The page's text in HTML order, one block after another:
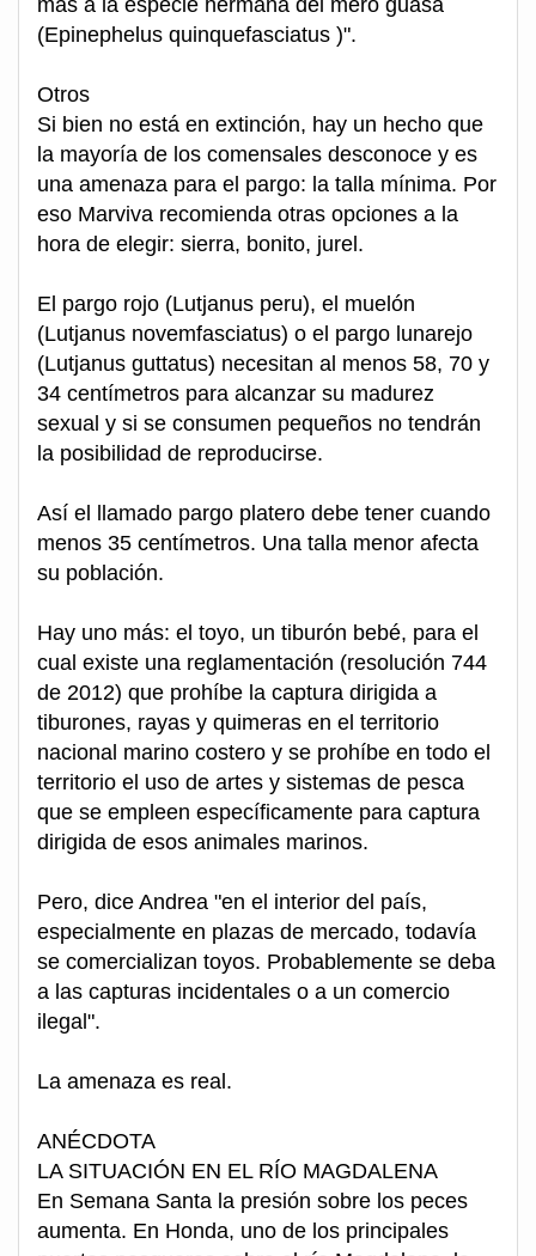
más a la especie hermana del mero guasa
(Epinephelus quinquefasciatus )".
Otros
Si bien no está en extinción, hay un hecho que
la mayoría de los comensales desconoce y es
una amenaza para el pargo: la talla mínima. Por
eso Marviva recomienda otras opciones a la
hora de elegir: sierra, bonito, jurel.
El pargo rojo (Lutjanus peru), el muelón
(Lutjanus novemfasciatus) o el pargo lunarejo
(Lutjanus guttatus) necesitan al menos 58, 70 y
34 centímetros para alcanzar su madurez
sexual y si se consumen pequeños no tendrán
la posibilidad de reproducirse.
Así el llamado pargo platero debe tener cuando
menos 35 centímetros. Una talla menor afecta
su población.
Hay uno más: el toyo, un tiburón bebé, para el
cual existe una reglamentación (resolución 744
de 2012) que prohíbe la captura dirigida a
tiburones, rayas y quimeras en el territorio
nacional marino costero y se prohíbe en todo el
territorio el uso de artes y sistemas de pesca
que se empleen específicamente para captura
dirigida de esos animales marinos.
Pero, dice Andrea "en el interior del país,
especialmente en plazas de mercado, todavía
se comercializan toyos. Probablemente se deba
a las capturas incidentales o a un comercio
ilegal".
La amenaza es real.
ANÉCDOTA
LA SITUACIÓN EN EL RÍO MAGDALENA
En Semana Santa la presión sobre los peces
aumenta. En Honda, uno de los principales